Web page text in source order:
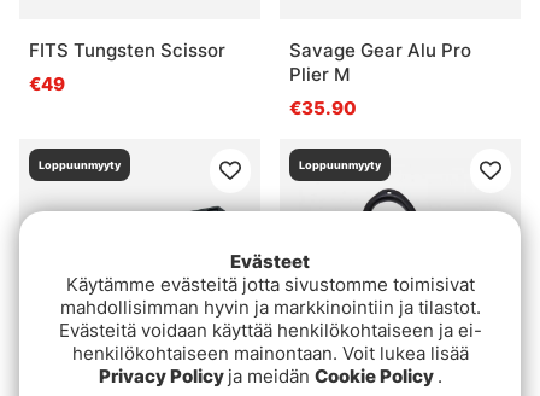
FITS Tungsten Scissor
€49
Savage Gear Alu Pro
Plier M
€35.90
Loppuunmyyty Loppuunmyyty
Evästeet
Käytämme evästeitä jotta sivustomme toimisivat
mahdollisimman hyvin ja markkinointiin ja tilastot.
Evästeitä voidaan käyttää henkilökohtaiseen ja ei-
henkilökohtaiseen mainontaan. Voit lukea lisää
Privacy Policy ja meidän Cookie Policy .